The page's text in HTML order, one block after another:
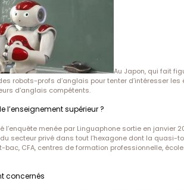
Au Japon, qui fait
robots-profs d’anglais pour tenter d’intéresser
d’anglais compétents.
l’enseignement supérieur ?
l’enquête menée par Linguaphone sortie en janvier
secteur privé dans tout l’hexagone dont la quasi-
CFA, centres de formation professionnelle,
concernés